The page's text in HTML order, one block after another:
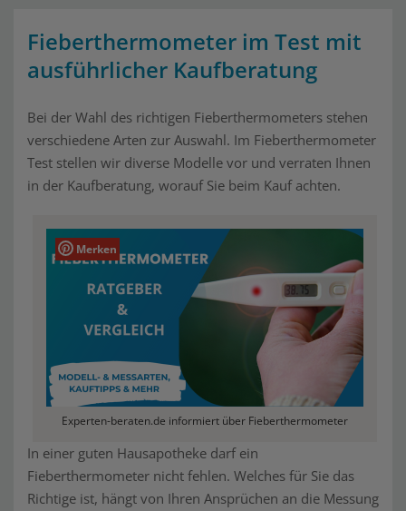
Fieberthermometer im Test mit
ausführlicher Kaufberatung
Bei der Wahl des richtigen Fieberthermometers stehen
verschiedene Arten zur Auswahl. Im Fieberthermometer
Test stellen wir diverse Modelle vor und verraten Ihnen
in der Kaufberatung, worauf Sie beim Kauf achten.
Merken
Experten-beraten.de informiert über Fieberthermometer
In einer guten Hausapotheke darf ein
Fieberthermometer nicht fehlen. Welches für Sie das
Richtige ist, hängt von Ihren Ansprüchen an die Messung